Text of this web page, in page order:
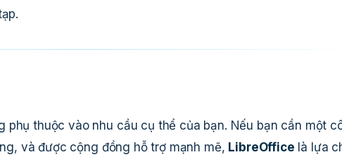
phụ thuộc vào nhu cầu cụ thể của bạn. Nếu bạn cần một
và được cộng đồng hỗ trợ mạnh mẽ, LibreOffice là lựa